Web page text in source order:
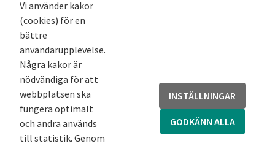
Skärmdump från UIFlow – round, https://flow.m5stack.com/.Foto:
(CC0)
Vi använder kakor
(cookies) för en
bättre
användarupplevelse.
Några kakor är
nödvändiga för att
webbplatsen ska
fungera optimalt
och andra används
till statistik. Genom
INSTÄLLNINGAR
GODKÄNN ALLA